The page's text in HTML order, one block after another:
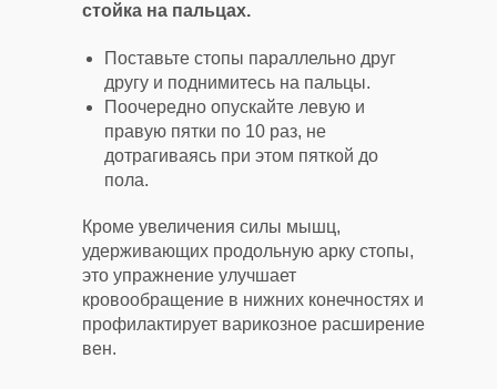
стойка на пальцах.
Поставьте стопы параллельно друг
другу и поднимитесь на пальцы.
Поочередно опускайте левую и
правую пятки по 10 раз, не
дотрагиваясь при этом пяткой до
пола.
Кроме увеличения силы мышц,
удерживающих продольную арку стопы,
это упражнение улучшает
кровообращение в нижних конечностях и
профилактирует варикозное расширение
вен.